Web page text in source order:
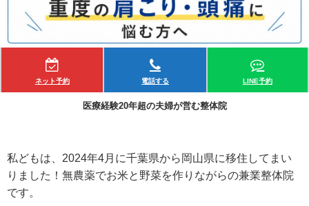
ネット予約 電話する LINE予約
医療経験20年超の夫婦が営む整体院
私どもは、2024年4月に千葉県から岡山県に移住してまい
りました！無農薬でお米と野菜を作りながらの兼業整体院
です。